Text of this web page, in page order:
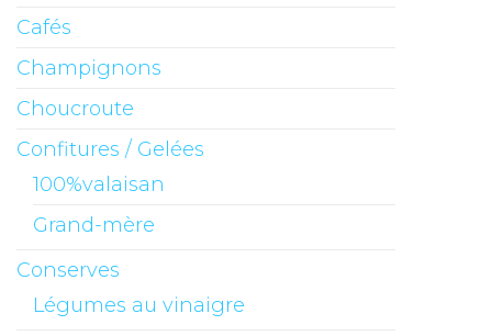
Cafés
Champignons
Choucroute
Confitures / Gelées
100%valaisan
Grand-mère
Conserves
Légumes au vinaigre